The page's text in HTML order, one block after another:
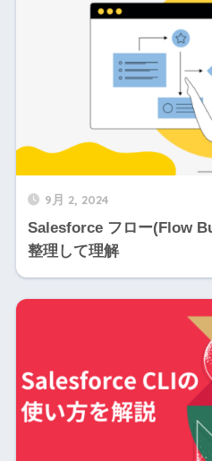
9月 2, 2024
Salesforce フロー(Flow
整理して理解